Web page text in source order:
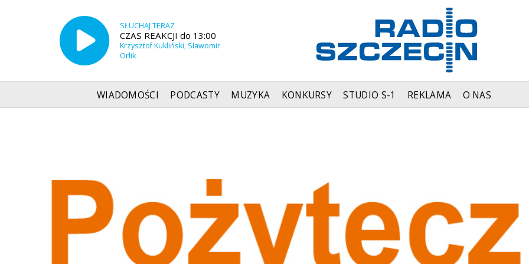
SŁUCHAJ TERAZ
CZAS REAKCJI do 13:00
Krzysztof Kukliński, Sławomir
Orlik
WIADOMOŚCI PODCASTY MUZYKA KONKURSY STUDIO S-1 REKLAMA O NAS